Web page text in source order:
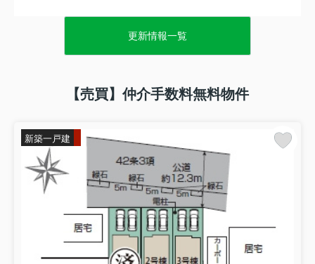
カスタマーハラスメントの防止に関する基本方針
当社においては、お客様からいただく御意見や御要望を
要望は、サービスの改善、品質向上につながる大変重要
な機会と捉えています。
一方で、一部のお客様の言動の中には社会通念上許容さ
れる範囲を超えた言動もございます。これらは、従業員
の人格と尊厳を傷付け、就業環境を悪化させるだけでな
く、他のお客様へのサービス提供にも深刻な影響を及ぼ
すおそれがあり、重大な問題であると認識しています。
当社においては、カスタマーハラスメントを「お客様か
らの社会通念上許容される範囲を超えた言動により、従
更新情報一覧
【売買】仲介手数料無料物件
新築一戸建